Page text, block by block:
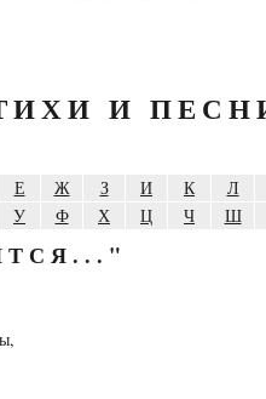
И
Е Ж З И К Л
У Ф Х Ц Ч Ш